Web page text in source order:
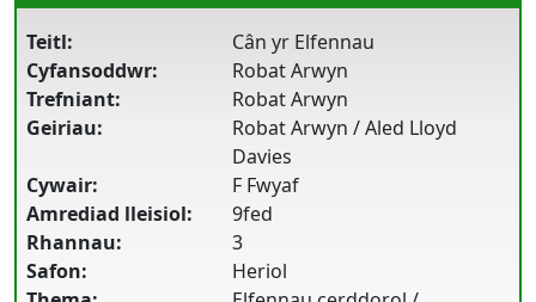
Teitl:
Cân yr Elfennau
Cyfansoddwr:
Robat Arwyn
Trefniant:
Robat Arwyn
Geiriau:
Robat Arwyn / Aled Lloyd
Davies
Cywair:
F Fwyaf
Amrediad lleisiol:
9fed
Rhannau:
3
Safon:
Heriol